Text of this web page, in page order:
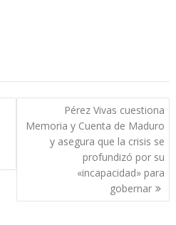
Pérez Vivas cuestiona
Memoria y Cuenta de Maduro
y asegura que la crisis se
profundizó por su
«incapacidad» para
gobernar